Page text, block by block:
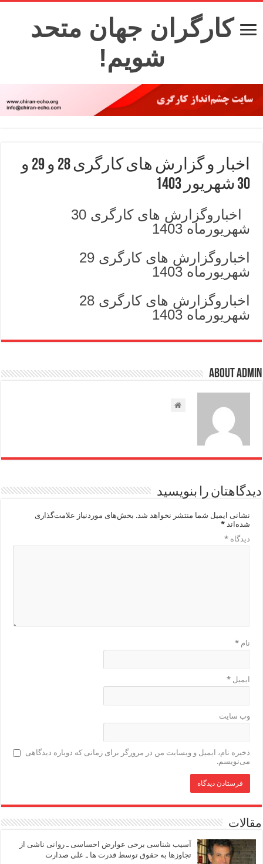
کارگران جهان متحد
شویم!
اخبار و گزارش های کارگری 28 و 29 و
30 شهریور 1403
اخباروگزارش های کارگری 30
شهریورماه 1403
اخباروگزارش های کارگری 29
شهریورماه 1403
اخباروگزارش های کارگری 28
شهریورماه 1403
About admin
دیدگاهتان را بنویسید
نشانی ایمیل شما منتشر نخواهد شد. بخش‌های موردنیاز علامت‌گذاری
شده‌اند*
دیدگاه*
نام*
ایمیل*
وب‌ سایت
ذخیره نام، ایمیل و وبسایت من در مرورگر برای زمانی که دوباره دیدگاهی
می‌نویسم.
مقالات
آسیب شناسی برخی عوارض احساسی ـ روانی ناشی از
تجاوزها به حقوق توسط قدرت ها ـ علی صدارت